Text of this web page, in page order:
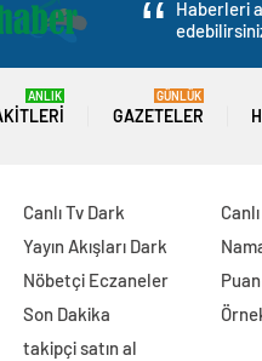
Haberleri
ANLIK
GAZETELER
GÜNLÜK
Canlı Tv Dark
Yayın Akışları Dark
Nöbetçi Eczaneler
Son Dakika
takipçi satın al